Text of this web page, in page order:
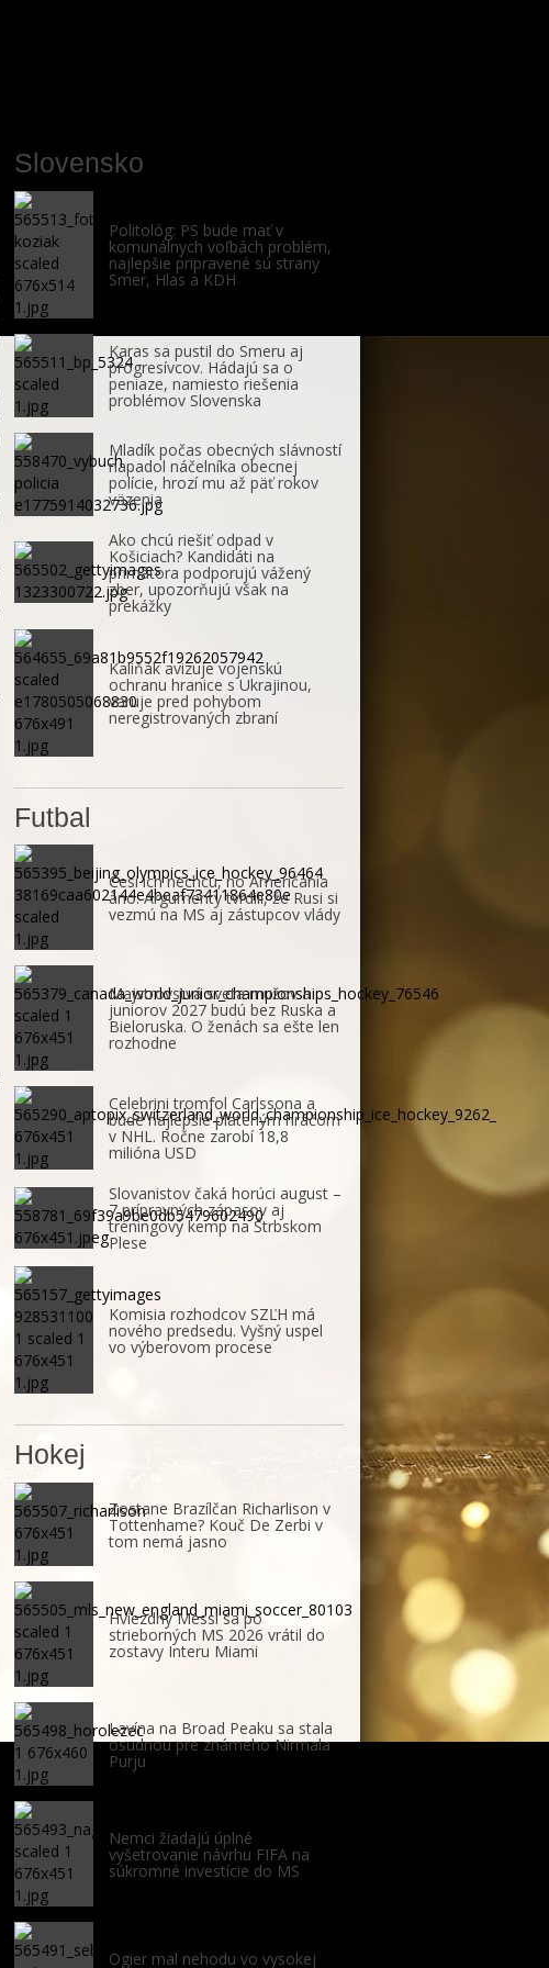
Slovensko
Politológ: PS bude mať v
komunálnych voľbách problém,
najlepšie pripravené sú strany
Smer, Hlas a KDH
Karas sa pustil do Smeru aj
progresívcov. Hádajú sa o
peniaze, namiesto riešenia
problémov Slovenska
Mladík počas obecných slávností
napadol náčelníka obecnej
polície, hrozí mu až päť rokov
väzenia
Ako chcú riešiť odpad v
Košiciach? Kandidáti na
primátora podporujú vážený
zber, upozorňujú však na
prekážky
Kaliňák avizuje vojenskú
ochranu hranice s Ukrajinou,
varuje pred pohybom
neregistrovaných zbraní
Futbal
Česi ich nechcú, no Američania
áno. Argumenty tvrdili, že Rusi si
vezmú na MS aj zástupcov vlády
Majstrovstvá sveta mužov a
juniorov 2027 budú bez Ruska a
Bieloruska. O ženách sa ešte len
rozhodne
Celebrini tromfol Carlssona a
bude najlepšie plateným hráčom
v NHL. Ročne zarobí 18,8
milióna USD
Slovanistov čaká horúci august –
7 prípravných zápasov aj
tréningový kemp na Štrbskom
Plese
Komisia rozhodcov SZĽH má
nového predsedu. Vyšný uspel
vo výberovom procese
Hokej
Zostane Brazílčan Richarlison v
Tottenhame? Kouč De Zerbi v
tom nemá jasno
Hviezdny Messi sa po
strieborných MS 2026 vrátil do
zostavy Interu Miami
Lavína na Broad Peaku sa stala
osudnou pre známeho Nirmala
Purju
Nemci žiadajú úplné
vyšetrovanie návrhu FIFA na
súkromné investície do MS
Ogier mal nehodu vo vysokej